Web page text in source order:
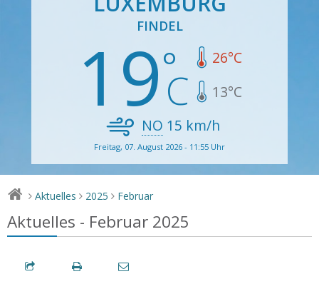
FINDEL
19 26°C
13°C
NO 15 km/h
Freitag, 07. August 2026 - 11:55 Uhr
> Aktuelles > 2025 > Februar
Aktuelles - Februar 2025